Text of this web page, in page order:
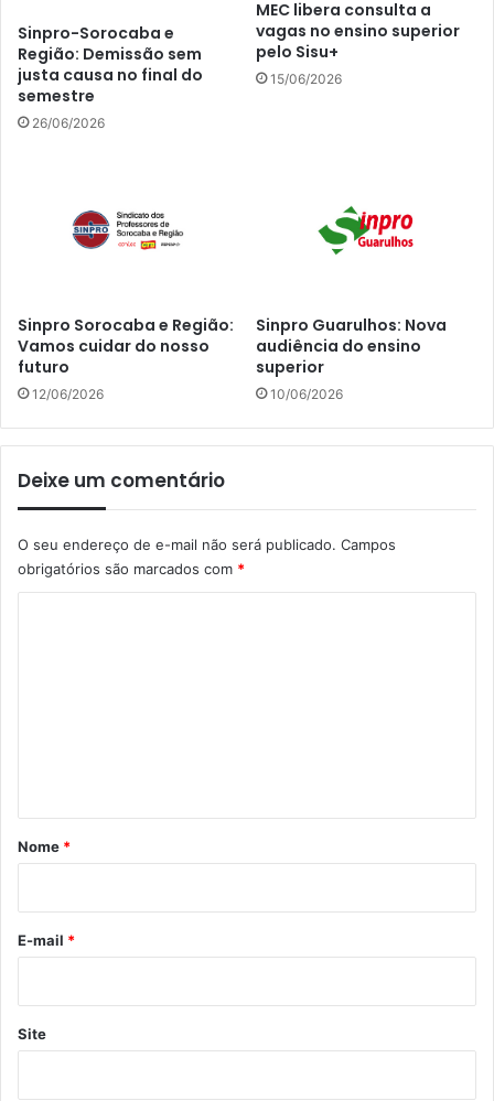
Sinpro-Sorocaba e
Região: Demissão sem
justa causa no final do
semestre
26/06/2026
MEC libera consulta a
vagas no ensino superior
pelo Sisu+
15/06/2026
Sinpro Sorocaba e Região:
Vamos cuidar do nosso
futuro
12/06/2026
Sinpro Guarulhos: Nova
audiência do ensino
superior
10/06/2026
Deixe um comentário
O seu endereço de e-mail não será publicado. Campos
obrigatórios são marcados com *
r
*
Nome *
E-mail *
Site